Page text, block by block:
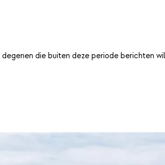
die buiten deze periode berichten